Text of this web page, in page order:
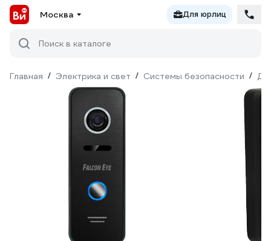
Москва Для юрлиц
Поиск в каталоге
Главная / Электрика и свет / Системы безопасности /